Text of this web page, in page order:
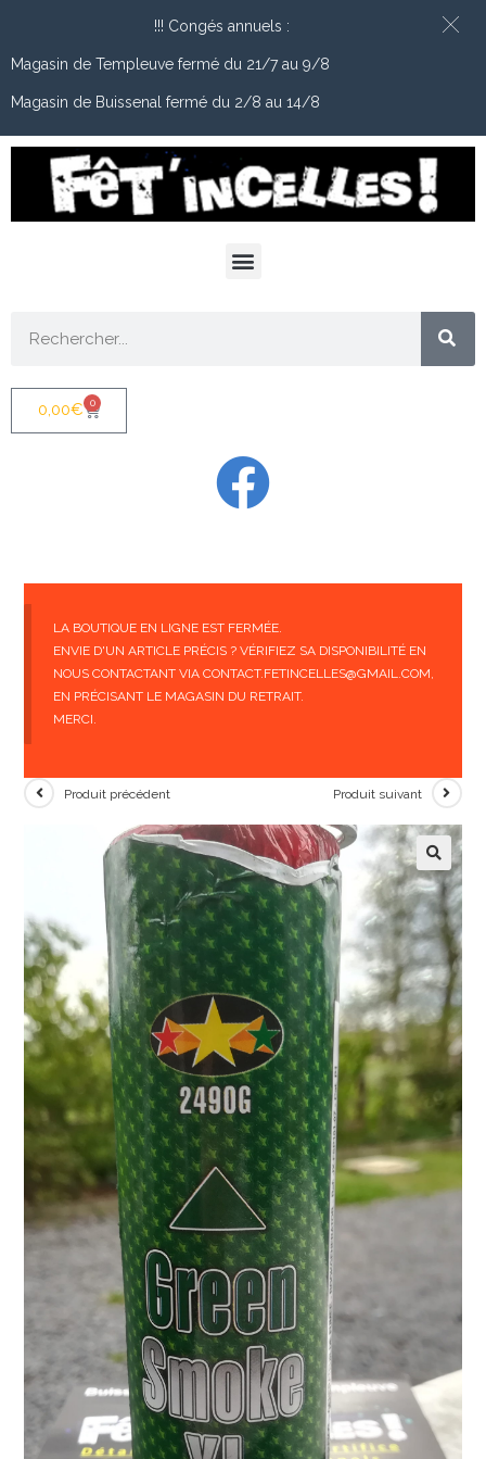
0,00€ 0
LA BOUTIQUE EN LIGNE EST FERMÉE.
ENVIE D'UN ARTICLE PRÉCIS ? VÉRIFIEZ SA DISPONIBILITÉ EN
NOUS CONTACTANT VIA CONTACT.FETINCELLES@GMAIL.COM,
EN PRÉCISANT LE MAGASIN DU RETRAIT.
MERCI.
Produit précédent Produit suivant
!!! Congés annuels :
Magasin de Templeuve fermé du 21/7 au 9/8
Magasin de Buissenal fermé du 2/8 au 14/8